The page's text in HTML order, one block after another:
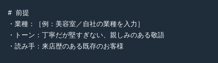
# 前提
・業種：［例：美容室／自社の業種を入力］
・トーン：丁寧だが堅すぎない、親しみのある敬語
・読み手：来店歴のある既存のお客様